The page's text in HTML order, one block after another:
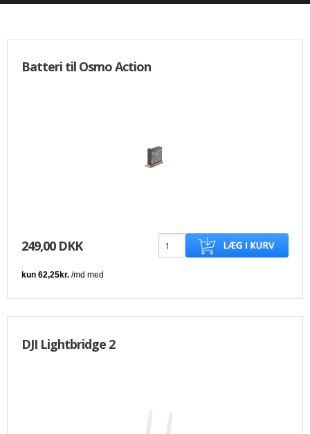
Batteri til Osmo Action
249,00 DKK
DJI Lightbridge 2